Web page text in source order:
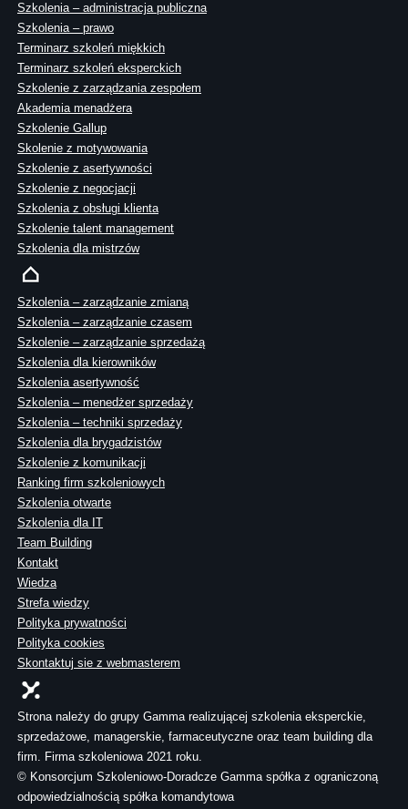
Szkolenia – administracja publiczna
Szkolenia – prawo
Terminarz szkoleń miękkich
Terminarz szkoleń eksperckich
Szkolenie z zarządzania zespołem
Akademia menadżera
Szkolenie Gallup
Skolenie z motywowania
Szkolenie z asertywności
Szkolenie z negocjacji
Szkolenia z obsługi klienta
Szkolenie talent management
Szkolenia dla mistrzów
Szkolenia – zarządzanie zmianą
Szkolenia – zarządzanie czasem
Szkolenie – zarządzanie sprzedażą
Szkolenia dla kierowników
Szkolenia asertywność
Szkolenia – menedżer sprzedaży
Szkolenia – techniki sprzedaży
Szkolenia dla brygadzistów
Szkolenie z komunikacji
Ranking firm szkoleniowych
Szkolenia otwarte
Szkolenia dla IT
Team Building
Kontakt
Wiedza
Strefa wiedzy
Polityka prywatności
Polityka cookies
Skontaktuj sie z webmasterem
Strona należy do grupy Gamma realizującej szkolenia eksperckie,
sprzedażowe, managerskie, farmaceutyczne oraz team building dla
firm. Firma szkoleniowa 2021 roku.
© Konsorcjum Szkoleniowo-Doradcze Gamma spółka z ograniczoną
odpowiedzialnością spółka komandytowa